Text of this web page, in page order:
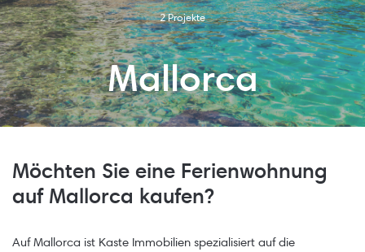
2 Projekte
Mallorca
Möchten Sie eine Ferienwohnung
auf Mallorca kaufen?
Auf Mallorca ist Kaste Immobilien spezialisiert auf die